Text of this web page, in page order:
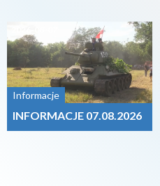
Informacje
INFORMACJE 07.08.2026